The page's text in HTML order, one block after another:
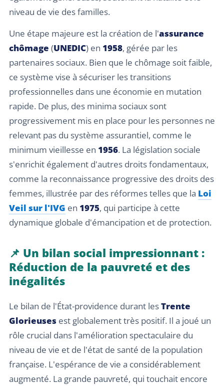
niveau de vie des familles.
Une étape majeure est la création de l'assurance
chômage (UNEDIC) en 1958, gérée par les
partenaires sociaux. Bien que le chômage soit faible,
ce système vise à sécuriser les transitions
professionnelles dans une économie en mutation
rapide. De plus, des minima sociaux sont
progressivement mis en place pour les personnes ne
relevant pas du système assurantiel, comme le
minimum vieillesse en 1956. La législation sociale
s'enrichit également d'autres droits fondamentaux,
comme la reconnaissance progressive des droits des
femmes, illustrée par des réformes telles que la Loi
Veil sur l'IVG en 1975, qui participe à cette
dynamique globale d'émancipation et de protection.
📌 Un bilan social impressionnant :
Réduction de la pauvreté et des
inégalités
Le bilan de l'État-providence durant lesTrente
Glorieuses est globalement très positif. Il a joué un
rôle crucial dans l'amélioration spectaculaire du
niveau de vie et de l'état de santé de la population
française. L'espérance de vie a considérablement
augmenté. La grande pauvreté, qui touchait encore